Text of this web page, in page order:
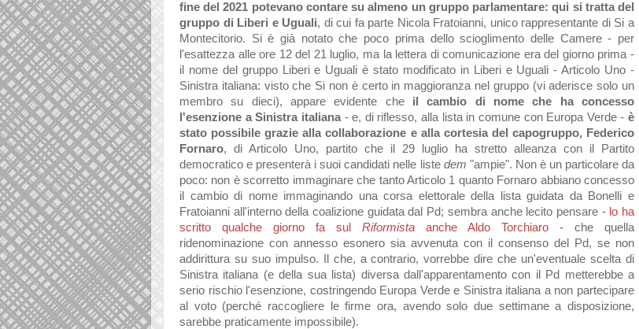
fine del 2021 potevano contare su almeno un gruppo parlamentare: qui si tratta del
gruppo di Liberi e Uguali, di cui fa parte Nicola Fratoianni, unico rappresentante di Si a
Montecitorio. Si è già notato che poco prima dello scioglimento delle Camere - per
l'esattezza alle ore 12 del 21 luglio, ma la lettera di comunicazione era del giorno prima -
il nome del gruppo Liberi e Uguali è stato modificato in Liberi e Uguali - Articolo Uno -
Sinistra italiana: visto che Si non è certo in maggioranza nel gruppo (vi aderisce solo un
membro su dieci), appare evidente che il cambio di nome che ha concesso
l'esenzione a Sinistra italiana- e, di riflesso, alla lista in comune con Europa Verde - è
stato possibile grazie alla collaborazione e alla cortesia del capogruppo, Federico
Fornaro, di Articolo Uno, partito che il 29 luglio ha stretto alleanza con il Partito
democratico e presenterà i suoi candidati nelle liste dem "ampie". Non è un particolare da
poco: non è scorretto immaginare che tanto Articolo 1 quanto Fornaro abbiano concesso
il cambio di nome immaginando una corsa elettorale della lista guidata da Bonelli e
Fratoianni all'interno della coalizione guidata dal Pd; sembra anche lecito pensare - lo ha
scritto qualche giorno fa sul Riformista anche Aldo Torchiaro - che quella
ridenominazione con annesso esonero sia avvenuta con il consenso del Pd, se non
addirittura su suo impulso. Il che, a contrario, vorrebbe dire che un'eventuale scelta di
Sinistra italiana (e della sua lista) diversa dall'apparentamento con il Pd metterebbe a
serio rischio l'esenzione, costringendo Europa Verde e Sinistra italiana a non partecipare
al voto (perché raccogliere le firme ora, avendo solo due settimane a disposizione,
sarebbe praticamente impossibile).